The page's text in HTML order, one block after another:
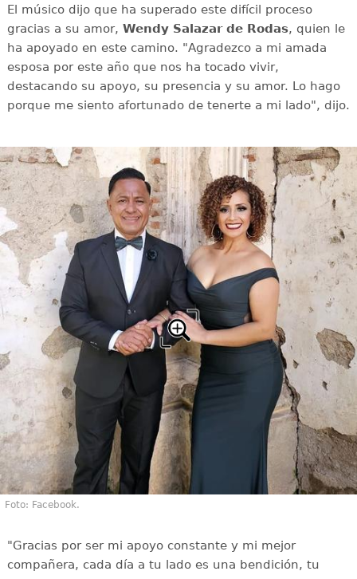
El músico dijo que ha superado este difícil proceso
gracias a su amor, Wendy Salazar de Rodas, quien le
ha apoyado en este camino. "Agradezco a mi amada
esposa por este año que nos ha tocado vivir,
destacando su apoyo, su presencia y su amor. Lo hago
porque me siento afortunado de tenerte a mi lado", dijo.
Foto: Facebook.
"Gracias por ser mi apoyo constante y mi mejor
compañera, cada día a tu lado es una bendición, tu